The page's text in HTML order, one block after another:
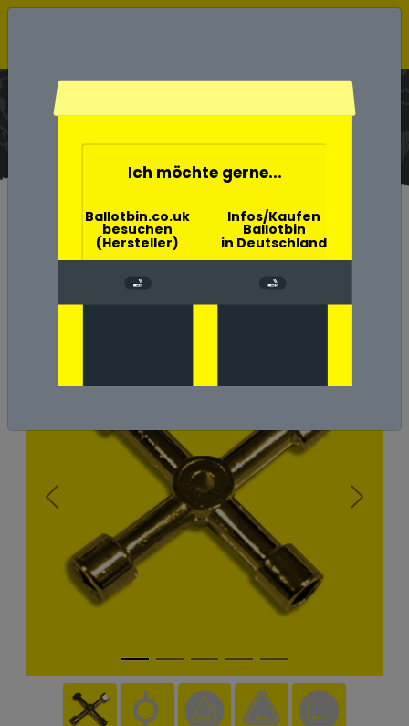
CHROM SCHLÜSSEL FÜR
BALLOTBIN
Nächste
Ich möchte gerne...
Ballotbin.co.uk
besuchen
(Hersteller)
Infos/Kaufen
Ballotbin
in Deutschland